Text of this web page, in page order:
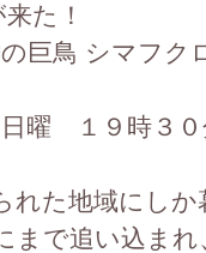
た！
巨鳥 シマフク
曜 １９時３０
れた地域にし
まで追い込ま